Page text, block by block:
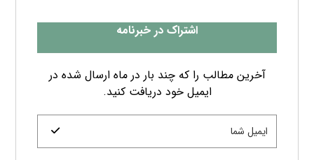
اشتراک در خبرنامه
آخرین مطالب را که چند بار در ماه ارسال شده در
ایمیل خود دریافت کنید.